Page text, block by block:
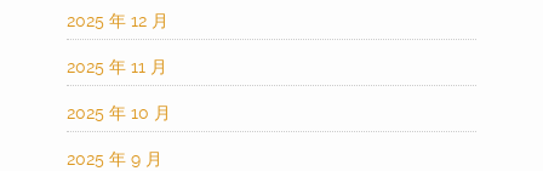
2025 年 12 月
2025 年 11 月
2025 年 10 月
2025 年 9 月